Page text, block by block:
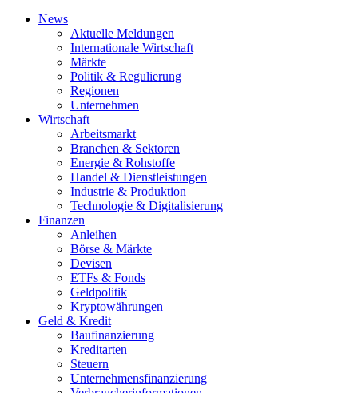
News
Aktuelle Meldungen
Internationale Wirtschaft
Märkte
Politik & Regulierung
Regionen
Unternehmen
Wirtschaft
Arbeitsmarkt
Branchen & Sektoren
Energie & Rohstoffe
Handel & Dienstleistungen
Industrie & Produktion
Technologie & Digitalisierung
Finanzen
Anleihen
Börse & Märkte
Devisen
ETFs & Fonds
Geldpolitik
Kryptowährungen
Geld & Kredit
Baufinanzierung
Kreditarten
Steuern
Unternehmensfinanzierung